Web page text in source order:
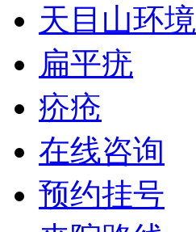
天目山环境
扁平疣
疥疮
在线咨询
预约挂号